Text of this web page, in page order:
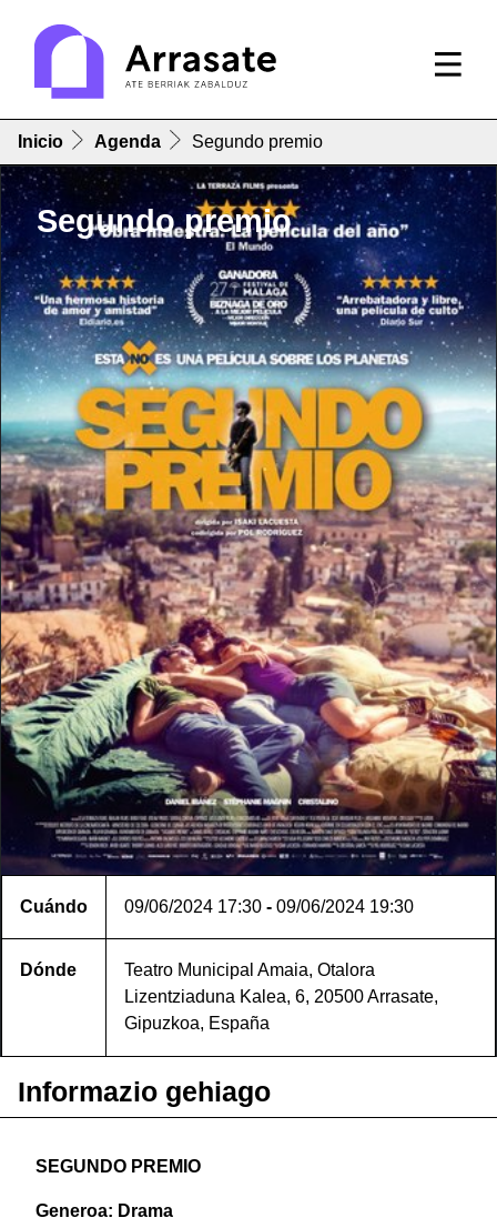
Inicio Agenda Segundo premio
Segundo premio
Cuándo 09/06/2024 17:30 - 09/06/2024 19:30
Dónde
Teatro Municipal Amaia, Otalora
Lizentziaduna Kalea, 6, 20500 Arrasate,
Gipuzkoa, España
Informazio gehiago
SEGUNDO PREMIO
Generoa: Drama